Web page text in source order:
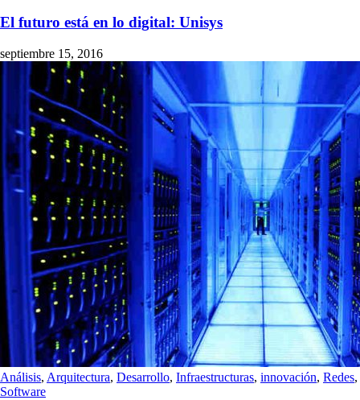
El futuro está en lo digital: Unisys
septiembre 15, 2016
Análisis, Arquitectura, Desarrollo, Infraestructuras, innovación, Redes,
Software